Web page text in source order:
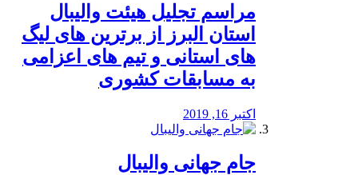
مراسم تجلیل هیئت والیبال
استان البرز از برترین های لیگ
های استانی و تیم های اعزامی
به مسابقات کشوری
اکتبر 16, 2019
جام جهانی والیبال